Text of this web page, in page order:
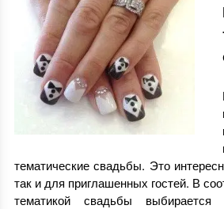
тематические свадьбы. Это
так и для приглашенных гостей. В
тематикой свадьбы